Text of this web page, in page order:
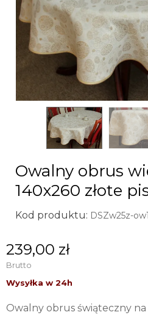
Owalny obrus
140x260 złote
Kod produktu: DSZw25z-
239,00 zł
Brutto
Owalny obrus świąteczny